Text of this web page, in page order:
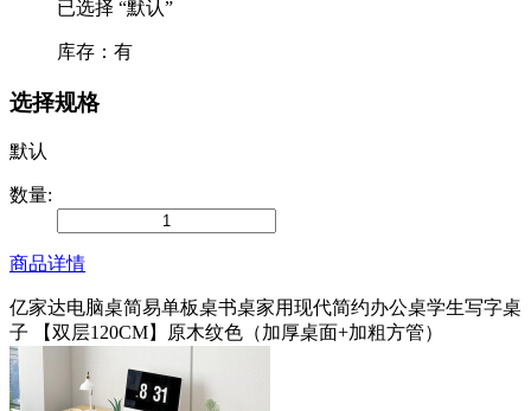
已选择 “默认”
库存： 有
选择规格
默认
数量:
商品详情
亿家达电脑桌简易单板桌书桌家用现代简约办公桌学生写字桌
子 【双层120CM】原木纹色（加厚桌面+加粗方管）